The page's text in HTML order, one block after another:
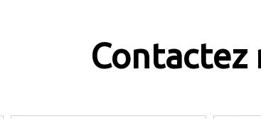
Contactez